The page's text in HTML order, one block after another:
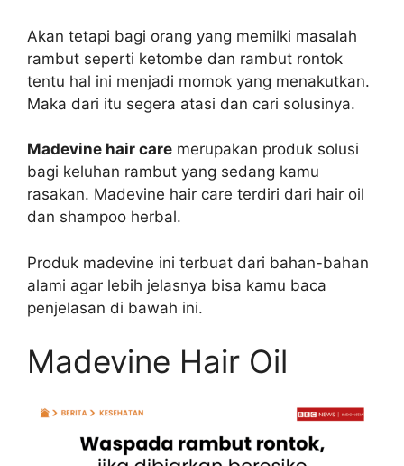
Akan tetapi bagi orang yang memilki masalah
rambut seperti ketombe dan rambut rontok
tentu hal ini menjadi momok yang menakutkan.
Maka dari itu segera atasi dan cari solusinya.
Madevine hair care merupakan produk solusi
bagi keluhan rambut yang sedang kamu
rasakan. Madevine hair care terdiri dari hair oil
dan shampoo herbal.
Produk madevine ini terbuat dari bahan-bahan
alami agar lebih jelasnya bisa kamu baca
penjelasan di bawah ini.
Madevine Hair Oil